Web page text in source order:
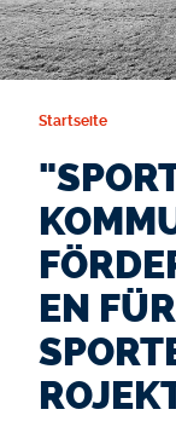
Startseite
EN